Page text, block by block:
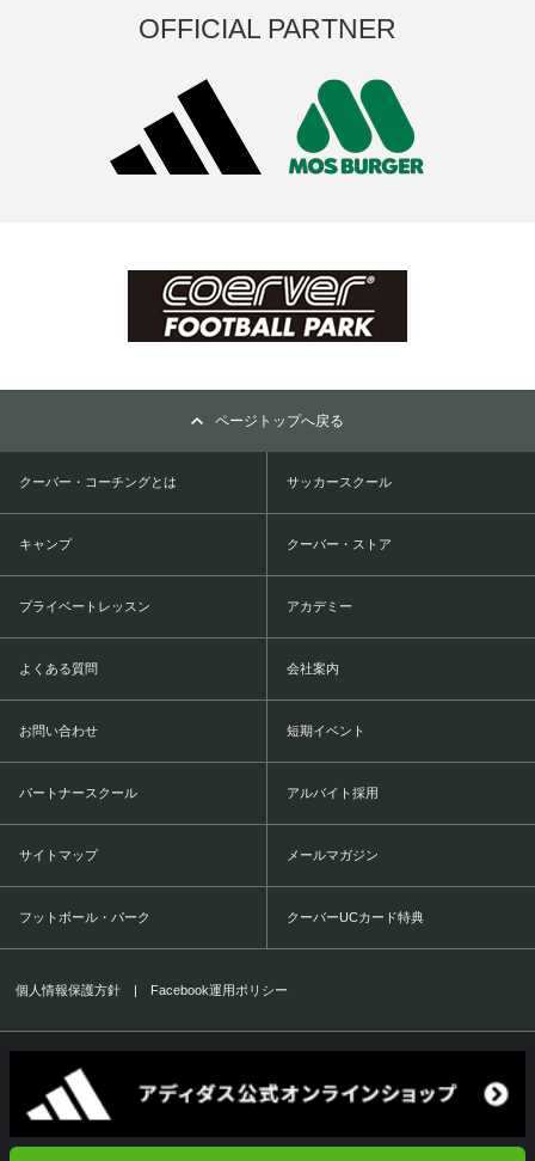
OFFICIAL PARTNER
ページトップへ戻る
クーバー・コーチングとは サッカースクール
キャンプ クーバー・ストア
プライベートレッスン アカデミー
よくある質問 会社案内
お問い合わせ 短期イベント
パートナースクール アルバイト採用
サイトマップ メールマガジン
フットボール・パーク クーバーUCカード特典
個人情報保護方針 | Facebook運用ポリシー
1999-2016 All Rights Reserved.